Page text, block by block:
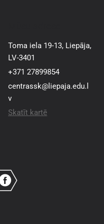
Toma iela 19-13, Liepāja,
LV-3401
+371 27899854
centrassk@liepaja.edu.l
v
Skatīt kartē